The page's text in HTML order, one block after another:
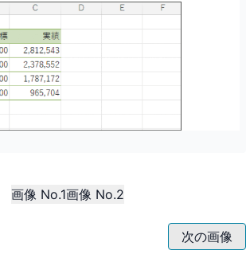
画像 No.1画像 No.2
次の画像